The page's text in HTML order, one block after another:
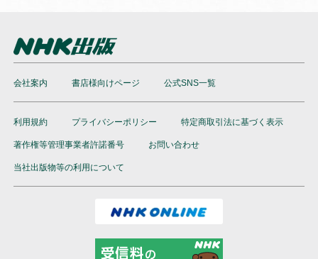
会社案内 書店様向けページ 公式SNS一覧
利用規約 プライバシーポリシー 特定商取引法に基づく表示
著作権等管理事業者許諾番号 お問い合わせ
当社出版物等の利用について